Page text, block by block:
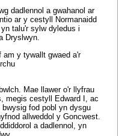
dadlennol a gwahanol ar
ar y cestyll Normanaidd
talu'r sylw dyledus i
Dryslwyn.
y tywallt gwaed a'r
Mae llawer o'r llyfrau
megis cestyll Edward I, ac
fod pobl yn dysgu
allweddol y Goncwest.
a dadlennol, yn